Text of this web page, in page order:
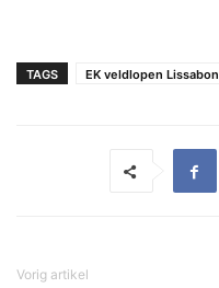
TAGS EK veldlopen Lissabon
Vorig artikel